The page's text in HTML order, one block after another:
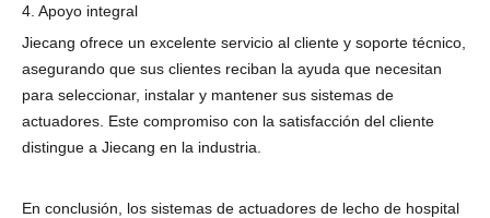
4. Apoyo integral
Jiecang ofrece un excelente servicio al cliente y soporte técnico,
asegurando que sus clientes reciban la ayuda que necesitan
para seleccionar, instalar y mantener sus sistemas de
actuadores. Este compromiso con la satisfacción del cliente
distingue a Jiecang en la industria.
En conclusión, los sistemas de actuadores de lecho de hospital